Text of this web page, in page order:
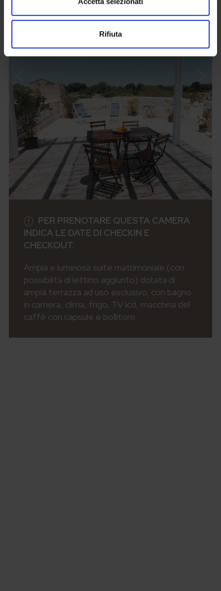
Rifiuta
PER PRENOTARE QUESTA CAMERA
INDICA LE DATE DI CHECKIN E
CHECKOUT.
Ampia e luminosa suite matrimoniale (con
possibilità di lettino aggiunto) dotata di
ampia terrazza ad uso esclusivo, con bagno
in camera, clima, frigo, TV lcd, macchina del
caffè con capsule e bollitore.